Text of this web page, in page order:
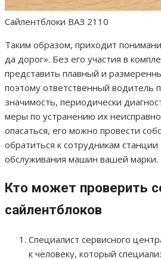
Сайлентблоки ВАЗ 2110
Таким образом, приходит
да дорог». Без его участия в
представить плавный и
поэтому ответственный водитель
значимость, периодически
меры по устранению их
опасаться, его можно провести
обратиться к сотрудникам станции
обслуживания машин вашей марки.
Кто может проверить
сайлентблоков
Специалист сервисного
к человеку, который